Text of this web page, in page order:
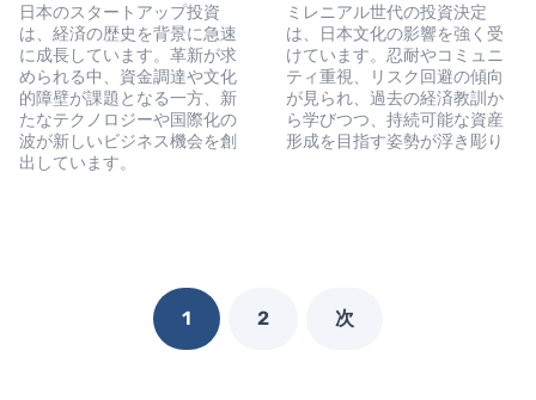
日本のスタートアップ投資
は、経済の歴史を背景に急速
に成長しています。革新が求
められる中、資金調達や文化
的障壁が課題となる一方、新
たなテクノロジーや国際化の
波が新しいビジネス機会を創
出しています。
ミレニアル世代の投資決定
は、日本文化の影響を強く受
けています。忍耐やコミュニ
ティ重視、リスク回避の傾向
が見られ、過去の経済教訓か
ら学びつつ、持続可能な資産
形成を目指す姿勢が浮き彫り
1 2 次